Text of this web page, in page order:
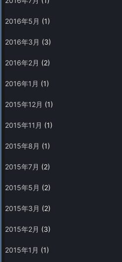
2016年5月 (1)
2016年3月 (3)
2016年2月 (2)
2016年1月 (1)
2015年12月 (1)
2015年11月 (1)
2015年8月 (1)
2015年7月 (2)
2015年5月 (2)
2015年3月 (2)
2015年2月 (3)
2015年1月 (1)